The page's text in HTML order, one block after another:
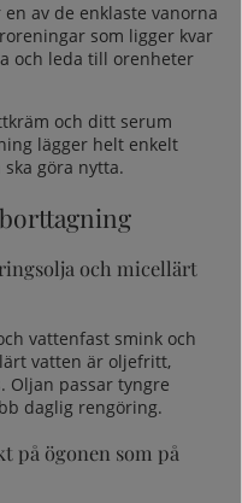
av de enklaste vanorna
som ligger kvar
och leda till orenheter
och ditt serum
lägger helt enkelt
göra nytta.
och micellärt
vattenfast smink och
vatten är oljefritt,
Oljan passar tyngre
daglig rengöring.
på ögonen som på